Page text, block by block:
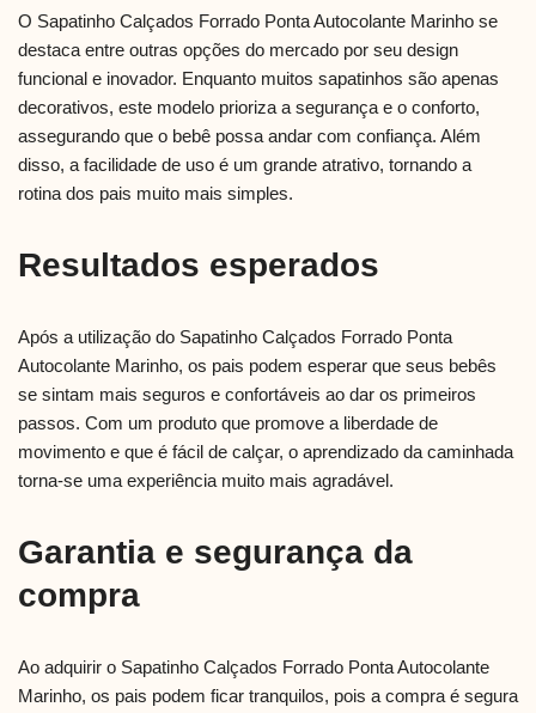
O Sapatinho Calçados Forrado Ponta Autocolante Marinho se
destaca entre outras opções do mercado por seu design
funcional e inovador. Enquanto muitos sapatinhos são apenas
decorativos, este modelo prioriza a segurança e o conforto,
assegurando que o bebê possa andar com confiança. Além
disso, a facilidade de uso é um grande atrativo, tornando a
rotina dos pais muito mais simples.
Resultados esperados
Após a utilização do Sapatinho Calçados Forrado Ponta
Autocolante Marinho, os pais podem esperar que seus bebês
se sintam mais seguros e confortáveis ao dar os primeiros
passos. Com um produto que promove a liberdade de
movimento e que é fácil de calçar, o aprendizado da caminhada
torna-se uma experiência muito mais agradável.
Garantia e segurança da
compra
Ao adquirir o Sapatinho Calçados Forrado Ponta Autocolante
Marinho, os pais podem ficar tranquilos, pois a compra é segura